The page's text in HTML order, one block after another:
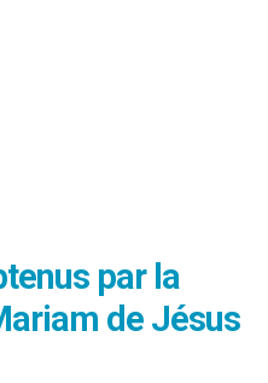
par la
de Jésus